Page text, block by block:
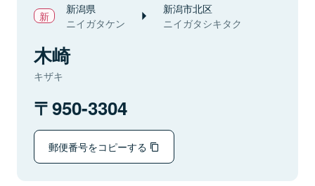
新潟県
ニイガタケン
新潟市北区
ニイガタシキタク
木崎
キザキ
950-3304
郵便番号をコピーする